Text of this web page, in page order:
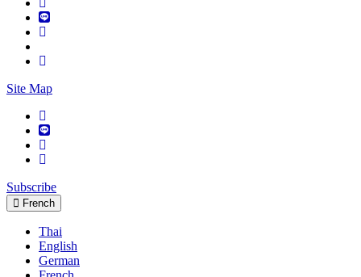
Site Map
Subscribe
French
Thai
English
German